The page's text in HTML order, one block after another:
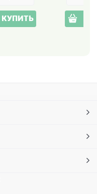
КУПИТЬ